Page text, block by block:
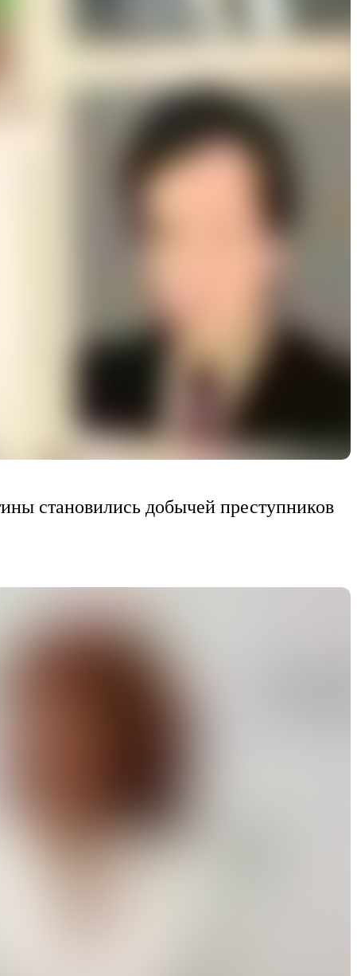
становились добычей преступников